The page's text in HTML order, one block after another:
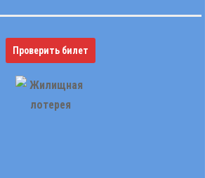
Проверить билет